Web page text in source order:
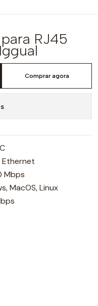
RJ45
Comprar agora
Ethernet
Mbps
MacOS, Linux